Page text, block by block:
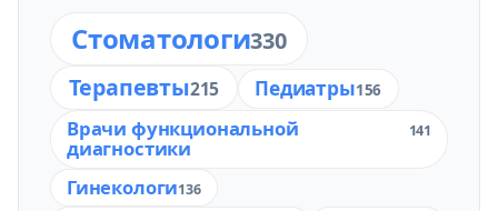
Стоматологи330
Терапевты215 Педиатры156
Врачи функциональной
диагностики
141
Гинекологи136